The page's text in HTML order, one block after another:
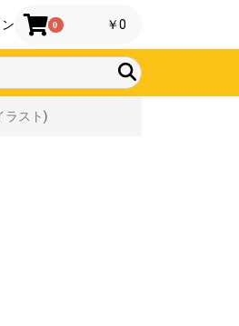
0 ￥0
ラスト)